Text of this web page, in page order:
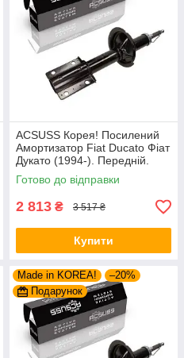
ACSUSS Корея! Посилений
Амортизатор Fiat Ducato Фіат
Дукато (1994-). Передній.
Шток 25mm. 280975 , 635853
Готово до відправки
2 813 ₴ 3 517 ₴
Купити
Made in KOREA!
–20%
Подарунок